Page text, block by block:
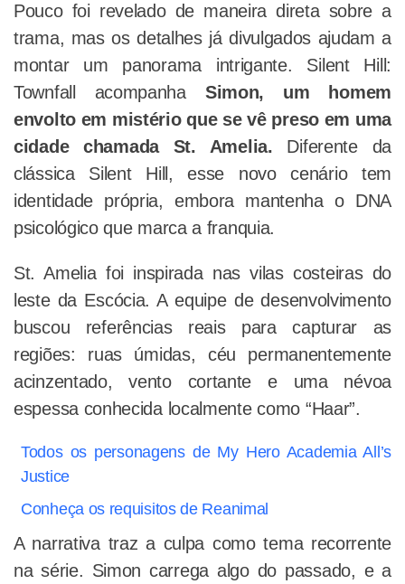
Pouco foi revelado de maneira direta sobre a
trama, mas os detalhes já divulgados ajudam a
montar um panorama intrigante. Silent Hill:
Townfall acompanhaSimon, um homem
envolto em mistério que se vê preso em uma
cidade chamada St. Amelia. Diferente da
clássica Silent Hill, esse novo cenário tem
identidade própria, embora mantenha o DNA
psicológico que marca a franquia.
St. Amelia foi inspirada nas vilas costeiras do
leste da Escócia. A equipe de desenvolvimento
buscou referências reais para capturar as
regiões: ruas úmidas, céu permanentemente
acinzentado, vento cortante e uma névoa
espessa conhecida localmente como “Haar”.
Todos os personagens de My Hero Academia All’s
Justice
Conheça os requisitos de Reanimal
A narrativa traz a culpa como tema recorrente
na série. Simon carrega algo do passado, e a